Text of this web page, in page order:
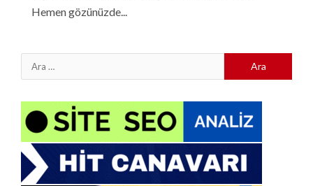
Hemen gözünüzde...
Arama: